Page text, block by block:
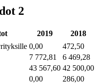
2
2019
2018
0,00
472,50
7 772,81
6 469,28
43 567,60 42 500,00
0,00
286,00